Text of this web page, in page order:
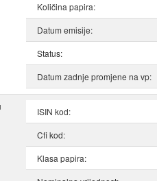
Količina papira:
Datum emisije:
Status:
Datum zadnje promjene na vp:
ISIN kod:
Cfi kod:
Klasa papira: